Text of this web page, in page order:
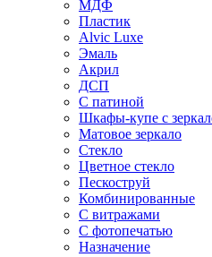
МДФ
Пластик
Alvic Luxe
Эмаль
Акрил
ДСП
С патиной
Шкафы-купе с
Матовое зеркало
Стекло
Цветное стекло
Пескоструй
Комбинированные
С витражами
С фотопечатью
Назначение